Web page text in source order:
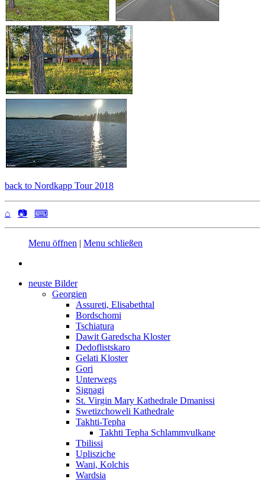
back to Nordkapp Tour 2018
⌂ 📷 ⌨
Menu öffnen | Menu schließen
neuste Bilder
Georgien
Assureti, Elisabethtal
Bordschomi
Tschiatura
Dawit Garedscha Kloster
Dedoflistskaro
Gelati Kloster
Gori
Unterwegs
Signagi
St. Virgin Mary Kathedrale Dmanissi
Swetizchoweli Kathedrale
Takhti-Tepha
Takhti Tepha Schlammvulkane
Tbilissi
Uplisziche
Wani, Kolchis
Wardsia